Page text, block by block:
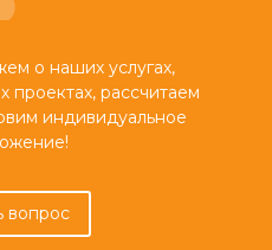
о наших услугах,
проектах, рассчитаем
индивидуальное
вопрос